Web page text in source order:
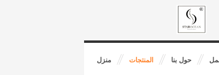
منزل المنتجات حول بنا